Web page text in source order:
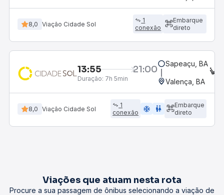
8,0 Viação Cidade Sol
1
conexão
Embarque
direto
13:55 21:00
Duração: 7h 5min
Sapeaçu, BA
Valença, BA
8,0 Viação Cidade Sol
1
conexão
ac_unit wc
Embarque
direto
Viações que atuam nesta rota
Procure a sua passagem de ônibus selecionando a viação de